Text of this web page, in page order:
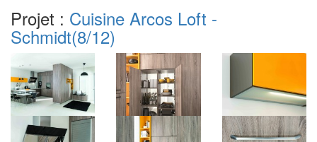
Projet : Cuisine Arcos Loft -
Schmidt(8/12)